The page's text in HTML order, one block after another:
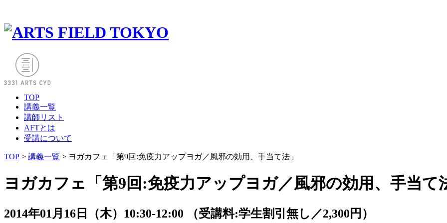
TOP
講義一覧
講師リスト
AFTとは
受講について
TOP > 講義一覧 > ヨガカフェ「第9回:免疫力アップヨガ／風邪の効用、手当て法」
ヨガカフェ「第9回:免疫力アップヨガ／風邪の効用、手当て
2014年01月16日（木）10:30-12:00 （受講料:学生割引無し／2,300円）